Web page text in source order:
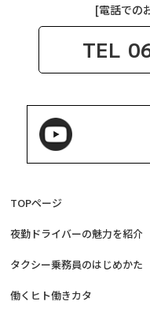
[電話での
TEL
TOPページ
夜勤ドライバーの魅力を紹介
タクシー乗務員のはじめかた
働くヒト働きカタ